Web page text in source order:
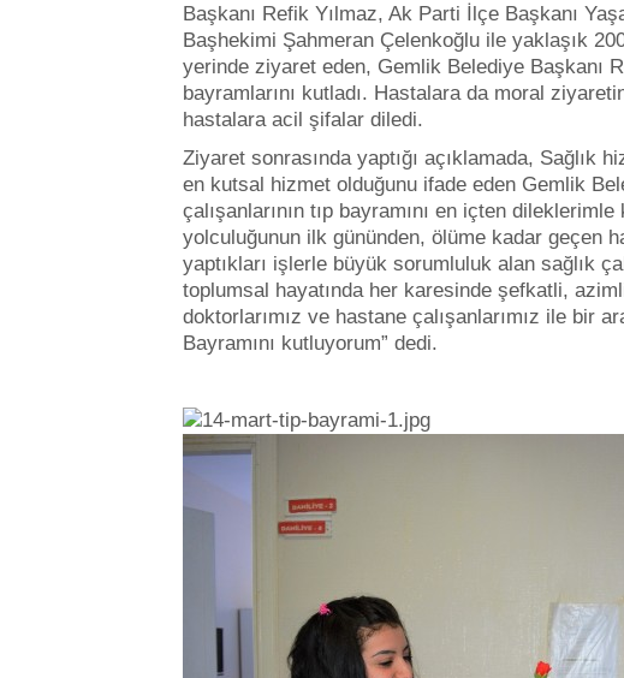
Başkanı Refik Yılmaz, Ak Parti İlçe Başkanı
Başhekimi Şahmeran Çelenkoğlu ile yaklaşık
yerinde ziyaret eden, Gemlik Belediye Başkanı
bayramlarını kutladı. Hastalara da moral
hastalara acil şifalar diledi.
Ziyaret sonrasında yaptığı açıklamada, Sağlık
en kutsal hizmet olduğunu ifade eden Gemlik
çalışanlarının tıp bayramını en içten
yolculuğunun ilk gününden, ölüme kadar geçen
yaptıkları işlerle büyük sorumluluk alan sağlık
toplumsal hayatında her karesinde şefkatli,
doktorlarımız ve hastane çalışanlarımız ile bir
Bayramını kutluyorum” dedi.